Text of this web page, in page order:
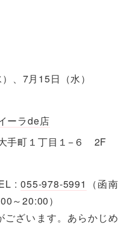
、7月15日（水）
ーラde店
手町１丁目１−６ 2F
:055-978-5991
（函南
～20:00）
ざいます。あらかじめ